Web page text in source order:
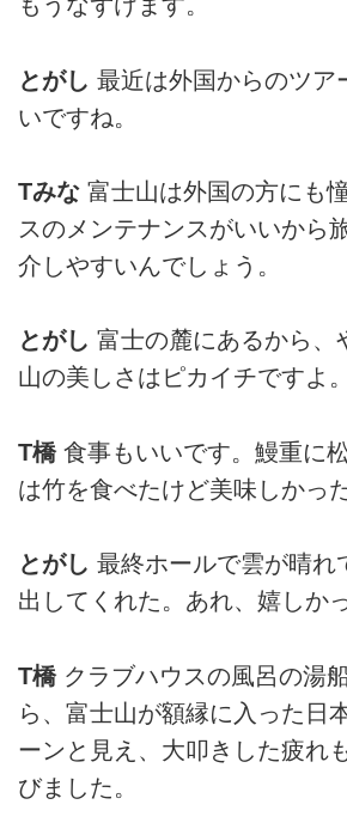
とがし 最近は外国からのツア
いですね。
Tみな 富士山は外国の方にも
スのメンテナンスがいいから
介しやすいんでしょう。
とがし 富士の麓にあるから、
山の美しさはピカイチですよ。
T橋食事もいいです。鰻重に
は竹を食べたけど美味しかっ
とがし 最終ホールで雲が晴れ
出してくれた。あれ、嬉しか
T橋クラブハウスの風呂の湯
ら、富士山が額縁に入った日
ーンと見え、大叩きした疲れ
びました。